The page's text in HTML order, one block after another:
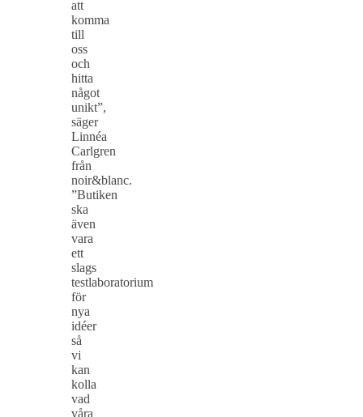
att
komma
till
oss
och
hitta
något
unikt”,
säger
Linnéa
Carlgren
från
noir&blanc.
”Butiken
ska
även
vara
ett
slags
testlaboratorium
för
nya
idéer
så
vi
kan
kolla
vad
våra